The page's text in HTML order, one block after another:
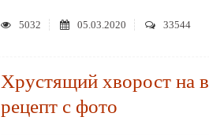
5032 05.03.2020 33544
Хрустящий хворост на
рецепт с фото